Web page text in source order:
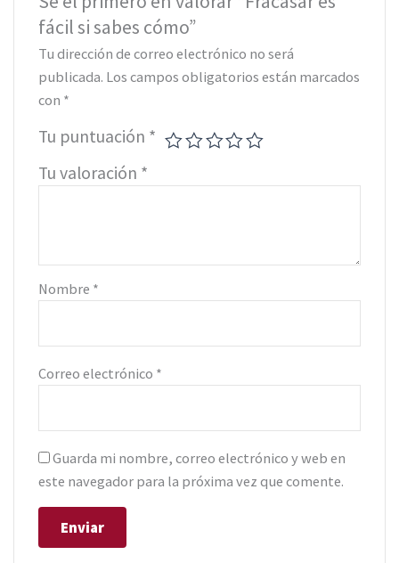
fácil si sabes cómo”
Tu dirección de correo electrónico no será
publicada. Los campos obligatorios están marcados
con *
Tu puntuación *
Tu valoración *
Nombre *
Correo electrónico *
Guarda mi nombre, correo electrónico y web en
este navegador para la próxima vez que comente.